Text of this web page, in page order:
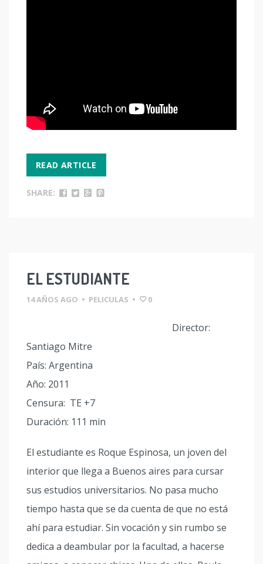
READ ARTICLE
SHARE:
EL ESTUDIANTE
14 AÑOS AGO • PELICULAS • 0
Director:
Santiago Mitre
País: Argentina
Año: 2011
Censura: TE +7
Duración: 111 min
El estudiante es Roque Espinosa, un joven del
interior que llega a Buenos aires para cursar
sus estudios universitarios. No pasa mucho
tiempo hasta que se da cuenta de que no está
ahí para estudiar. Sin vocación y sin rumbo se
dedica a deambular por la facultad, a hacerse